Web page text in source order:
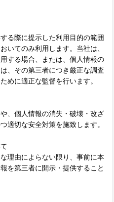
る際に提示した利用目的の範囲
いてのみ利用します。当社は、
する場合、または、個人情報の
、その第三者につき厳正な調査
めに適正な監督を行います。
、個人情報の消失・破壊・改ざ
適切な安全対策を施致します。
理由によらない限り、事前に本
を第三者に開示・提供すること